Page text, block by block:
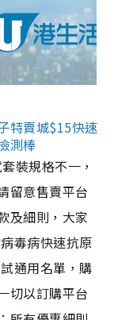
特賣城$15快速
測棒
裝規格不一，
留意售賣平台
及細則，大家
毒病快速抗原
通用名單，購
切以訂購平台